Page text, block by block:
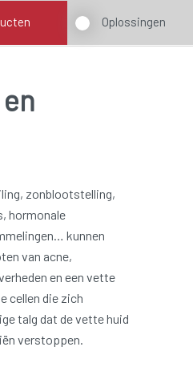
Oplossingen
zonblootstelling,
hormonale
kunnen
van acne,
en een vette
cellen die zich
talg dat de vette huid
verstoppen.